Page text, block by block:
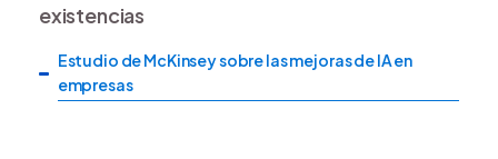
existencias
Estudio de McKinsey sobre las mejoras de IA en
empresas